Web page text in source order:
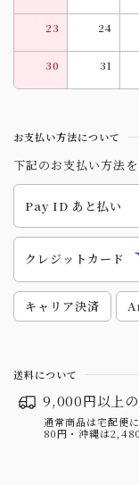
23 24
30 31
お支払い方法について
下記のお支払い方法を
Pay ID あと払い
クレジットカード
キャリア決済
送料について
9,000円以上
通常商品は宅配便
80円・沖縄は2,480